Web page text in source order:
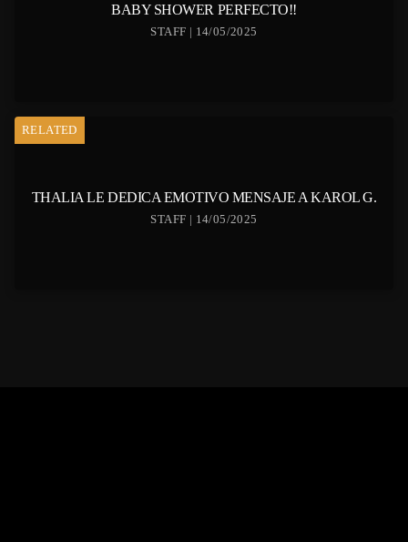
BABY SHOWER PERFECTO!!
STAFF | 14/05/2025
RELATED
THALIA LE DEDICA EMOTIVO MENSAJE A KAROL G.
STAFF | 14/05/2025